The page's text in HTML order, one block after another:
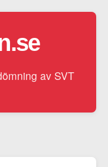
av SVT